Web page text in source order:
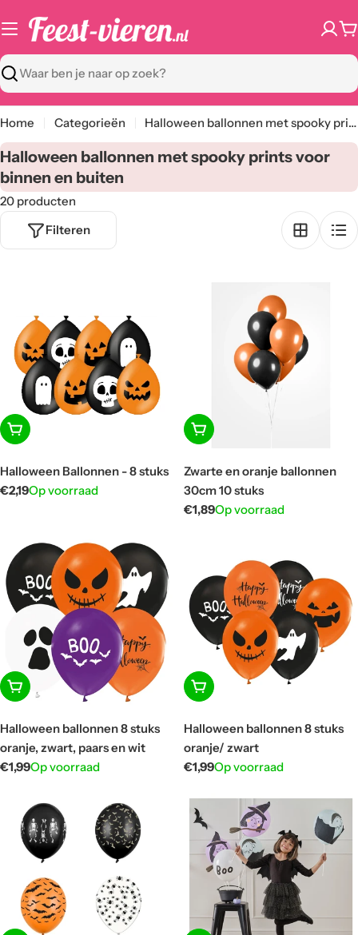
naar
content
Zoeken
Home Categorieën Halloween ballonnen met spooky prints voor binnen en buiten
C
a
t
e
Halloween ballonnen met spooky prints voor
binnen en buiten
20 producten
Filteren
In winkelwagen
Halloween Ballonnen - 8 stuks
Normale
€2,19Op voorraad
In winkelwagen
Zwarte en oranje ballonnen
30cm 10 stuks
Normale
€1,89Op voorraad
In winkelwagen
Halloween ballonnen 8 stuks
oranje, zwart, paars en wit
Normale
€1,99Op voorraad
In winkelwagen
Halloween ballonnen 8 stuks
oranje/ zwart
Normale
€1,99Op voorraad